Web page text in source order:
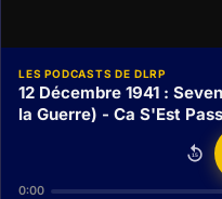
LES PODCASTS DE DLRP
12 Décembre 1941 :
la Guerre) - Ca S'Est
15
0:00